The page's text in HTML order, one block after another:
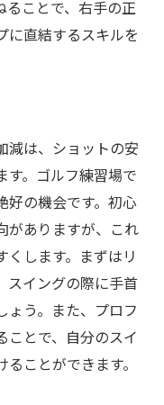
洗練
術
つける
練習法
性を持たせる方
方
向上
る右手の役割
一貫性強化
る右手のテクニ
ることで、右手の正
に直結するスキルを
減は、ショットの安
す。ゴルフ練習場で
好の機会です。初心
がありますが、これ
します。まずはリ
スイングの際に手首
ょう。また、プロフ
ことで、自分のスイ
ことができます。